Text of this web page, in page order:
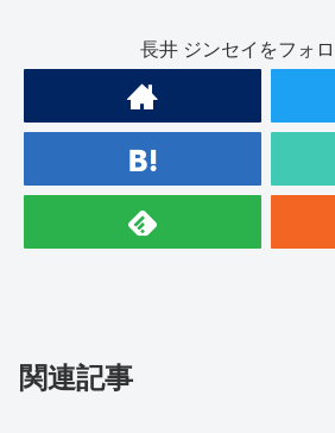
長井 ジンセイをフォ
関連記事